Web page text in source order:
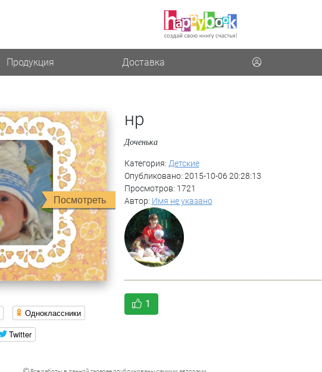
Продукция Доставка
Посмотреть
Одноклассники
Twitter
нр
Доченька
Категория: Детские
Опубликовано: 2015-10-06 20:28:13
Просмотров: 1721
Автор: Имя не указано
1